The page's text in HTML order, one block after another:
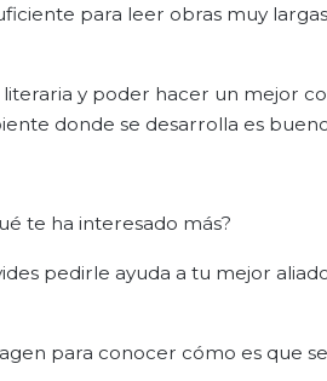
para leer obras muy
y poder hacer un mejor
donde se desarrolla es
te ha interesado más?
pedirle ayuda a tu mejor
para conocer cómo es que